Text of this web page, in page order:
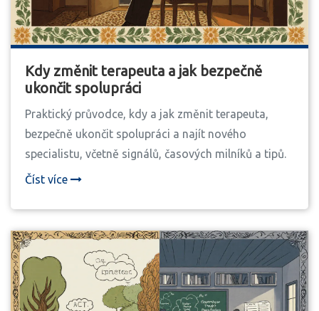
Kdy změnit terapeuta a jak bezpečně
ukončit spolupráci
Praktický průvodce, kdy a jak změnit terapeuta,
bezpečně ukončit spolupráci a najít nového
specialistu, včetně signálů, časových milníků a tipů.
Číst více